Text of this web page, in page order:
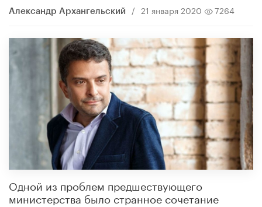
Александр Архангельский / 21 января 2020 7264
Одной из проблем предшествующего
министерства было странное сочетание